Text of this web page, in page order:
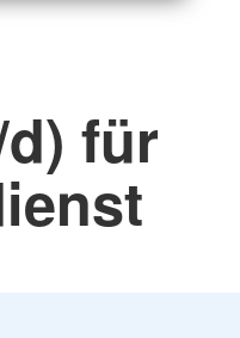
für